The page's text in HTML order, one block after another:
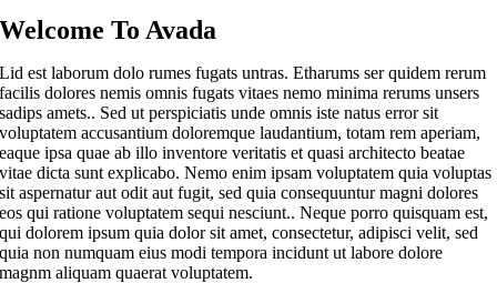
Welcome To Avada
Lid est laborum dolo rumes fugats untras. Etharums ser quidem rerum
facilis dolores nemis omnis fugats vitaes nemo minima rerums unsers
sadips amets.. Sed ut perspiciatis unde omnis iste natus error sit
voluptatem accusantium doloremque laudantium, totam rem aperiam,
eaque ipsa quae ab illo inventore veritatis et quasi architecto beatae
vitae dicta sunt explicabo. Nemo enim ipsam voluptatem quia voluptas
sit aspernatur aut odit aut fugit, sed quia consequuntur magni dolores
eos qui ratione voluptatem sequi nesciunt.. Neque porro quisquam est,
qui dolorem ipsum quia dolor sit amet, consectetur, adipisci velit, sed
quia non numquam eius modi tempora incidunt ut labore dolore
magnm aliquam quaerat voluptatem.